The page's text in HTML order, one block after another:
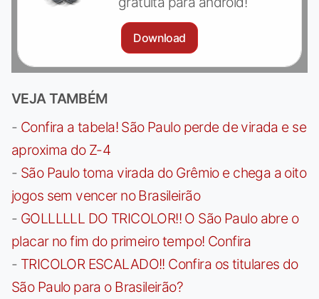
Download
VEJA TAMBÉM
- Confira a tabela! São Paulo perde de virada e se
aproxima do Z-4
- São Paulo toma virada do Grêmio e chega a oito
jogos sem vencer no Brasileirão
- GOLLLLLL DO TRICOLOR!! O São Paulo abre o
placar no fim do primeiro tempo! Confira
- TRICOLOR ESCALADO!! Confira os titulares do
São Paulo para o Brasileirão?